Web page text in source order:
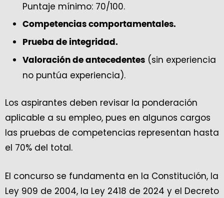
Puntaje mínimo: 70/100.
Competencias comportamentales.
Prueba de integridad.
Valoración de antecedentes (sin experiencia
no puntúa experiencia).
Los aspirantes deben revisar la ponderación
aplicable a su empleo, pues en algunos cargos
las pruebas de competencias representan hasta
el 70% del total.
El concurso se fundamenta en la Constitución, la
Ley 909 de 2004, la Ley 2418 de 2024 y el Decreto